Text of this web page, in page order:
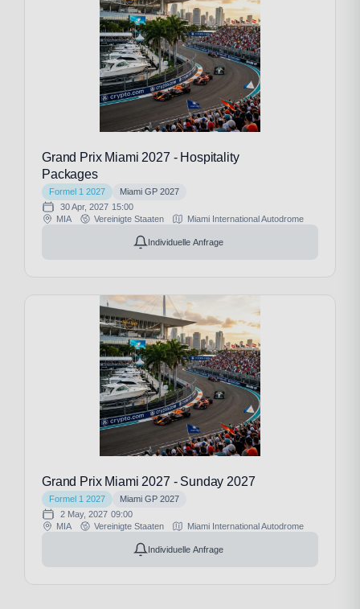
Grand Prix Miami 2027 - Hospitality
Packages
Formel 1 2027
Miami GP 2027
30 Apr, 2027 15:00
MIA
Vereinigte Staaten Miami International Autodrome
Individuelle Anfrage
Grand Prix Miami 2027 - Sunday 2027
Formel 1 2027
Miami GP 2027
2 May, 2027 09:00
MIA
Vereinigte Staaten Miami International Autodrome
Individuelle Anfrage